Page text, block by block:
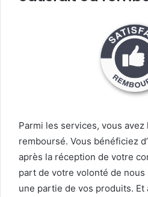
Parmi les services, vous
remboursé. Vous bénéficiez
après la réception de votre
part de votre volonté de
une partie de vos produits. Et